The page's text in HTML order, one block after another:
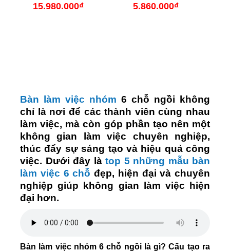
15.980.000₫ 5.860.000₫
Bàn làm việc nhóm 6 chỗ ngồi không
chỉ là nơi để các thành viên cùng nhau
làm việc, mà còn góp phần tạo nên một
không gian làm việc chuyên nghiệp,
thúc đẩy sự sáng tạo và hiệu quả công
việc. Dưới đây là top 5 những mẫu bàn
làm việc 6 chỗ đẹp, hiện đại và chuyên
nghiệp giúp không gian làm việc hiện
đại hơn.
Bàn làm việc nhóm 6 chỗ ngồi là gì? Cấu tạo ra